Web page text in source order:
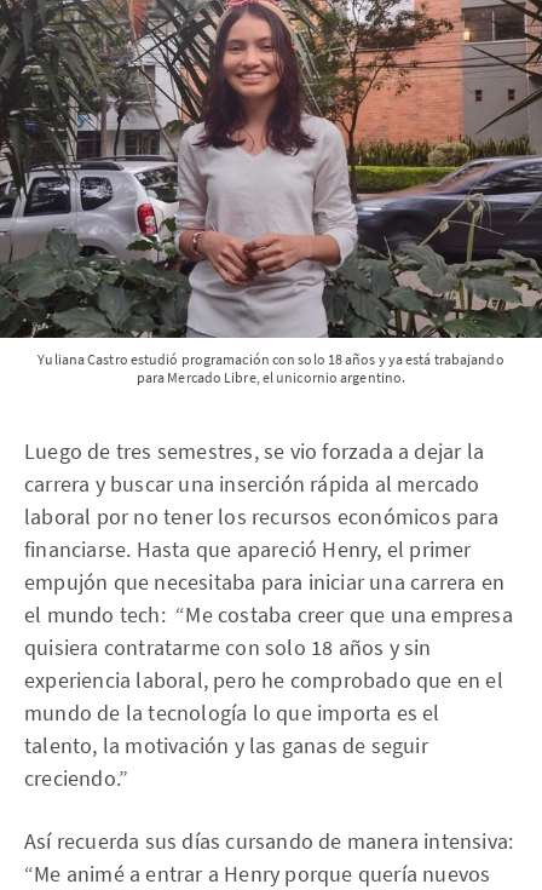
Yuliana Castro estudió programación con solo 18 años y ya está trabajando
para Mercado Libre, el unicornio argentino.
Luego de tres semestres, se vio forzada a dejar la
carrera y buscar una inserción rápida al mercado
laboral por no tener los recursos económicos para
financiarse. Hasta que apareció Henry, el primer
empujón que necesitaba para iniciar una carrera en
el mundo tech: “Me costaba creer que una empresa
quisiera contratarme con solo 18 años y sin
experiencia laboral, pero he comprobado que en el
mundo de la tecnología lo que importa es el
talento, la motivación y las ganas de seguir
creciendo.”
Así recuerda sus días cursando de manera intensiva:
“Me animé a entrar a Henry porque quería nuevos